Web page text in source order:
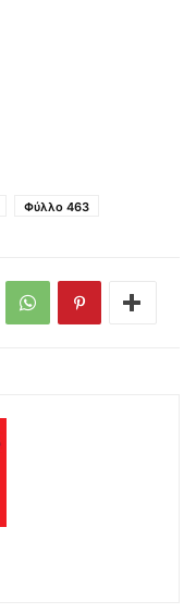
Φύλλο 463